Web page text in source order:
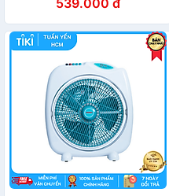
hãng - Được chọn màu
539.000 đ